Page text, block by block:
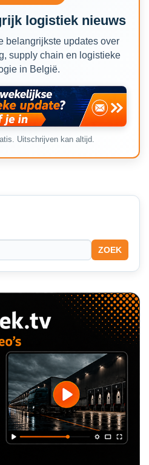
logistiek nieuws
belangrijkste updates over
supply chain en logistieke
in België.
Uitschrijven kan altijd.
ZOEK